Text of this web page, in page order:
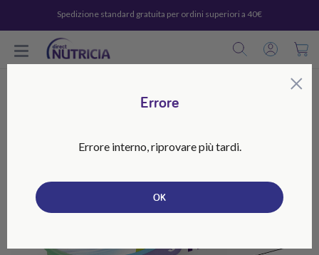
×
Errore
Errore interno, riprovare più tardi.
OK
Spedizione standard gratuita per ordini superiori a 40€